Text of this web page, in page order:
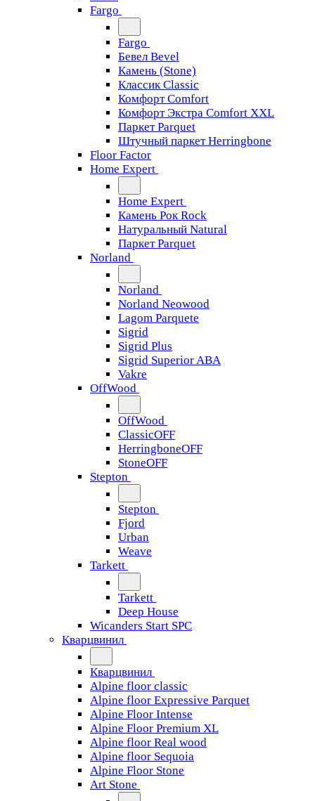
Fargo
Fargo
Бевел Bevel
Камень (Stone)
Классик Classic
Комфорт Comfort
Комфорт Экстра Comfort XXL
Паркет Parquet
Штучный паркет Herringbone
Floor Factor
Home Expert
Home Expert
Камень Рок Rock
Натуральный Natural
Паркет Parquet
Norland
Norland
Norland Neowood
Lagom Parquete
Sigrid
Sigrid Plus
Sigrid Superior ABA
Vakre
OffWood
OffWood
ClassicOFF
HerringboneOFF
StoneOFF
Stepton
Stepton
Fjord
Urban
Weave
Tarkett
Tarkett
Deep House
Wicanders Start SPC
Кварцвинил
Кварцвинил
Alpine floor classic
Alpine floor Expressive Parquet
Alpine Floor Intense
Alpine Floor Premium XL
Alpine floor Real wood
Alpine floor Sequoia
Alpine Floor Stone
Art Stone